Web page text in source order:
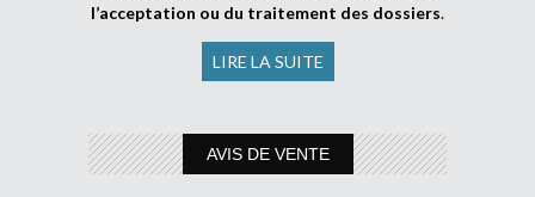
l’acceptation ou du traitement des dossiers.
LIRE LA SUITE
AVIS DE VENTE